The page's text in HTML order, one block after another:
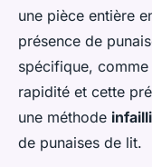
une pièce entière
présence de
spécifique,
rapidité et cette
une méthode
de punaises de lit.